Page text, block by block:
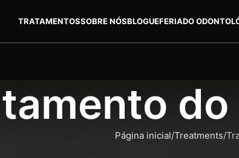
TRATAMENTOSSOBRE NÓSBLOGUEFERIADO
Página inicial Treatments